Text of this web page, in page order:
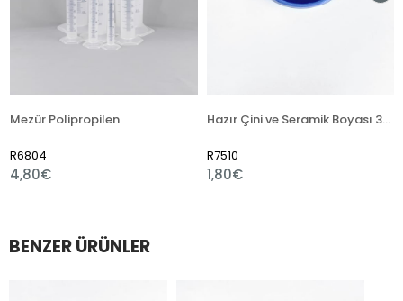
Polipropilen Hazır Çini ve Seramik Boyası 351 Alümina Mavi
R7510
1,80€
BENZER ÜRÜNLER